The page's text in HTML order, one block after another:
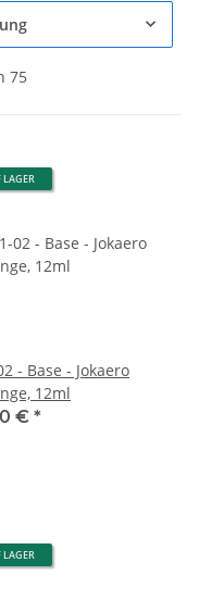
75
LAGER
- Base - Jokaero
12ml
€ *
LAGER